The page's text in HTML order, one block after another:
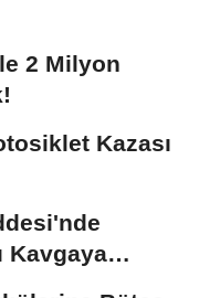
2 Milyon
Kazası
Kavgaya